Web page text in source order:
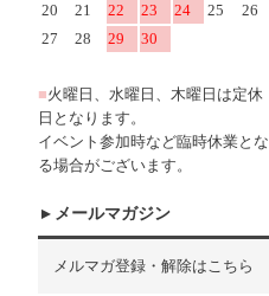
■火曜日、水曜日、木曜日は定休
日となります。
イベント参加時など臨時休業とな
る場合がございます。
メールマガジン
メルマガ登録・解除はこちら